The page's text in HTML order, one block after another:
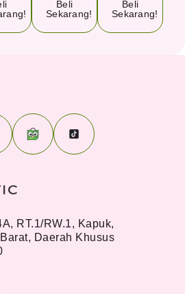
Beli
Sekarang!
Beli
Sekarang!
RT.1/RW.1, Kapuk,
Daerah Khusus